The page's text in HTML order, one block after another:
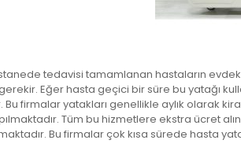
tedavisi tamamlanan hastaların
Eğer hasta geçici bir süre bu yatağı
Bu firmalar yatakları genellikle aylık olarak
Tüm bu hizmetlere ekstra ücret
Bu firmalar çok kısa sürede hasta